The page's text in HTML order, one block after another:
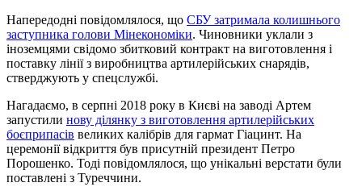
Напередодні повідомлялося, що СБУ затримала колишнього
заступника голови Мінекономіки. Чиновники уклали з
іноземцями свідомо збитковий контракт на виготовлення і
поставку лінії з виробництва артилерійських снарядів,
стверджують у спецслужбі.
Нагадаємо, в серпні 2018 року в Києві на заводі Артем
запустили нову ділянку з виготовлення артилерійських
боєприпасів великих калібрів для гармат Гіацинт. На
церемонії відкриття був присутній президент Петро
Порошенко. Тоді повідомлялося, що унікальні верстати були
поставлені з Туреччини.